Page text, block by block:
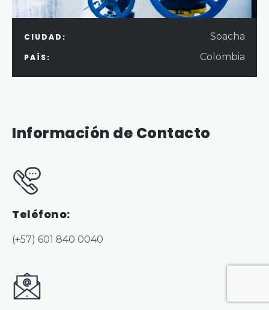
CIUDAD: Soacha
PAÍS: Colombia
Información de Contacto
Teléfono:
(+57) 601 840 0040